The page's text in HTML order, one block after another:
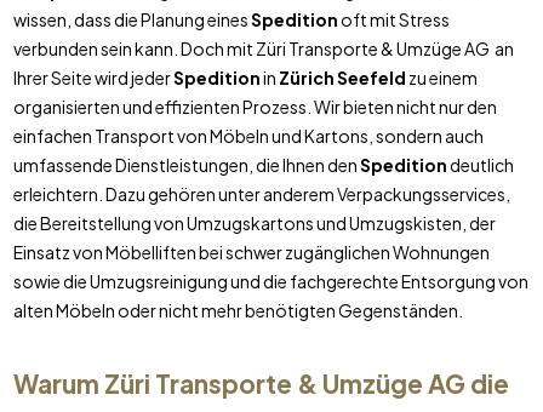
wissen, dass die Planung einesSpeditionoft mit Stress
verbunden sein kann. Doch mit Züri Transporte & Umzüge AG an
Ihrer Seite wird jederSpeditionin Zürich Seefeld zu einem
organisierten und effizienten Prozess. Wir bieten nicht nur den
einfachen Transport von Möbeln und Kartons, sondern auch
umfassende Dienstleistungen, die Ihnen denSpeditiondeutlich
erleichtern. Dazu gehören unter anderem Verpackungsservices,
die Bereitstellung von Umzugskartons und Umzugskisten, der
Einsatz von Möbelliften bei schwer zugänglichen Wohnungen
sowie die Umzugsreinigung und die fachgerechte Entsorgung von
alten Möbeln oder nicht mehr benötigten Gegenständen.
Warum Züri Transporte & Umzüge AG die